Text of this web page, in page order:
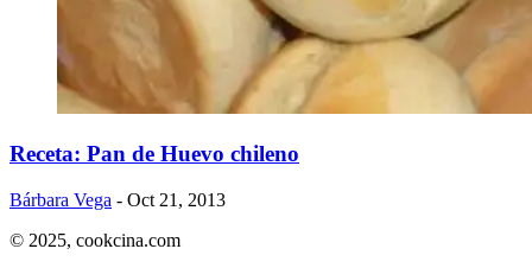
Receta: Pan de Huevo chileno
Bárbara Vega - Oct 21, 2013
© 2025, cookcina.com